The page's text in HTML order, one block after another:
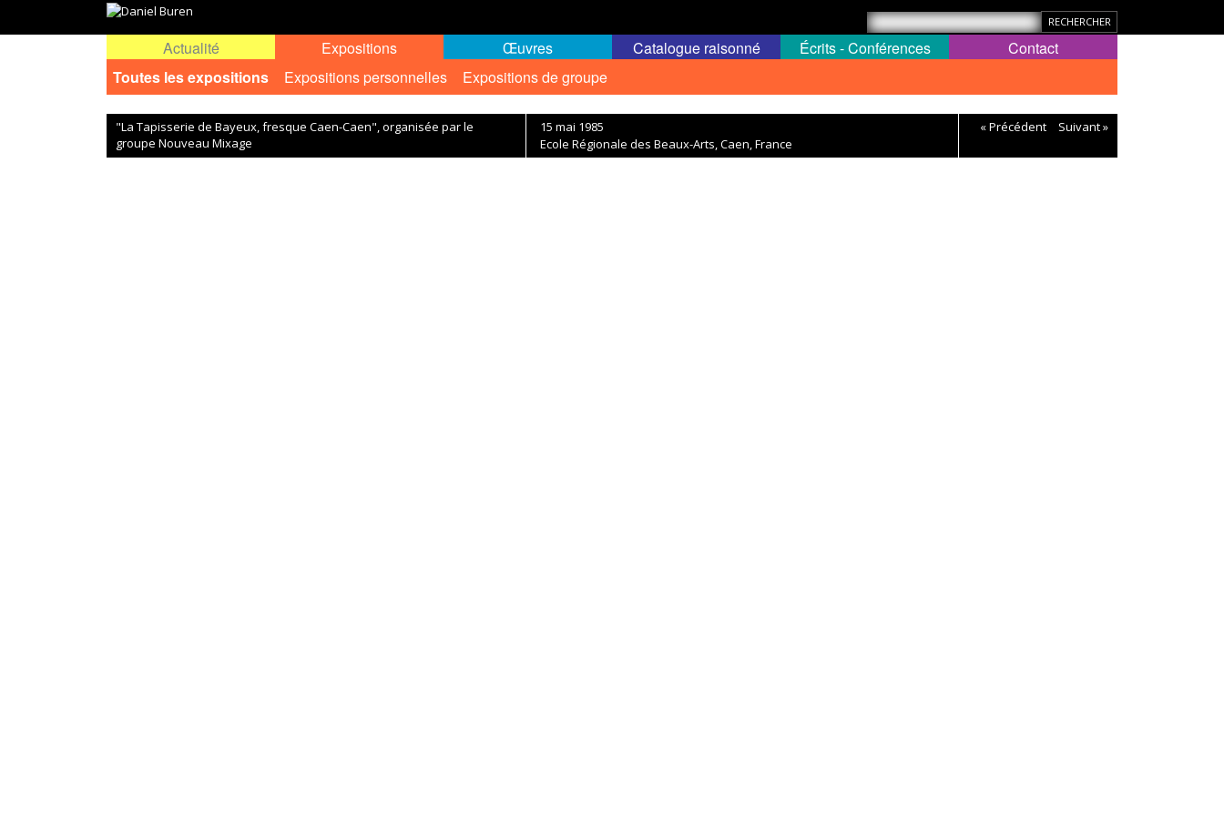
Actualité
Expositions
Toutes les expositions
Expositions personnelles Expositions de groupe
Œuvres Catalogue raisonné Écrits - Conférences Contact
"La Tapisserie de Bayeux, fresque Caen-Caen", organisée par le
groupe Nouveau Mixage
15 mai 1985
Ecole Régionale des Beaux-Arts, Caen, France
« Précédent Suivant »